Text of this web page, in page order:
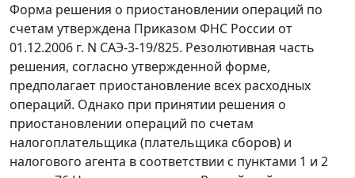
Форма решения о приостановлении операций по
счетам утверждена Приказом ФНС России от
01.12.2006 г. N САЭ-3-19/825. Резолютивная часть
решения, согласно утвержденной форме,
предполагает приостановление всех расходных
операций. Однако при принятии решения о
приостановлении операций по счетам
налогоплательщика (плательщика сборов) и
налогового агента в соответствии с пунктами 1 и 2